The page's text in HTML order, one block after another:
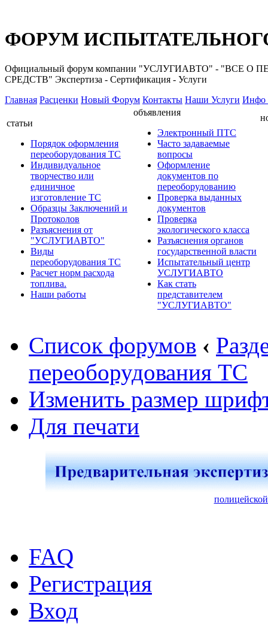
ФОРУМ
Официальный форум компании "УСЛУГИАВТО" -
СРЕДСТВ" Экспертиза - Сертификация - Услуги
Главная Расценки Новый Форум Контакты Наши Услуги Инфо
статьи
Порядок оформления
переоборудования ТС
Индивидуальное
творчество или
единичное
изготовление ТС
Образцы Заключений и
Протоколов
Разъяснения от
"УСЛУГИАВТО"
Виды
переоборудования ТС
Расчет норм расхода
топлива.
Наши работы
объявления
Электронный ПТС
Часто задаваемые
вопросы
Оформление
документов по
переоборудованию
Проверка выданных
документов
Проверка
экологического класса
Разъяснения органов
государственной власти
Испытательный центр
УСЛУГИАВТО
Как стать
представителем
"УСЛУГИАВТО"
Список форумов ‹
переоборудования ТС
Изменить размер
Для печати
FAQ
Регистрация
Вход